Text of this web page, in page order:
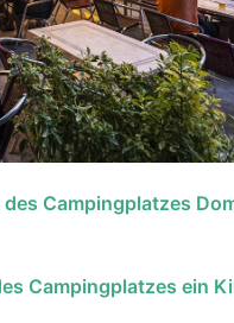
Campingplatzes
Campingplatzes ein